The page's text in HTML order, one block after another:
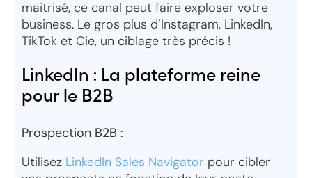
maitrisé, ce canal peut faire exploser votre
business. Le gros plus d’Instagram, LinkedIn,
TikTok et Cie, un ciblage très précis !
LinkedIn : La plateforme reine
pour le B2B
Prospection B2B :
Utilisez LinkedIn Sales Navigator pour cibler